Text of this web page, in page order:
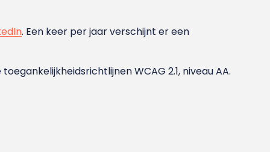
. Een keer per jaar verschijnt er een
WCAG 2.1, niveau AA.